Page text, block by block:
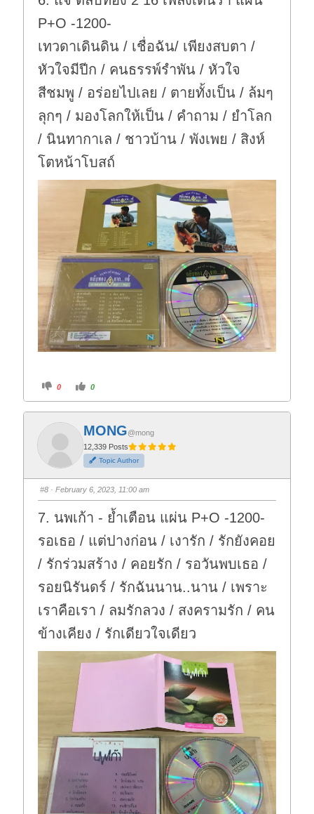
P+O -1200-
เทวดาเดินดิน / เชื่อฉัน/ เพียงสบตา /
หัวใจมีปีก / คนธรรพ์รำพัน / หัวใจ
สีชมพู / อร่อยไปเลย / ตายทั้งเป็น / ล้มๆ
ลุกๆ / มองโลกให้เป็น / คำถาม / ยำโลก
/ นินทากาเล / ชาวบ้าน / พังเพย / สิงห์
โตหน้าโบสถ์
C
i
k
f
t
h
m
b
d
o
n
0
C
i
k
o
r
t
h
u
m
b
u
p
0
MONG@mong
12,339 Posts
Topic Author
#8 · February 6, 2023, 11:00 am
7. นพเก้า - ย้ำเตือน แผ่น P+O -1200-
รอเธอ / แต่ปางก่อน / เงารัก / รักยังคอย
/ รักร่วมสร้าง / คอยรัก / รอวันพบเธอ /
รอยนิรันดร์ / รักฉันนาน..นาน / เพราะ
เราคือเรา / ลมรักลวง / สงครามรัก / คน
ข้างเคียง / รักเดียวใจเดียว